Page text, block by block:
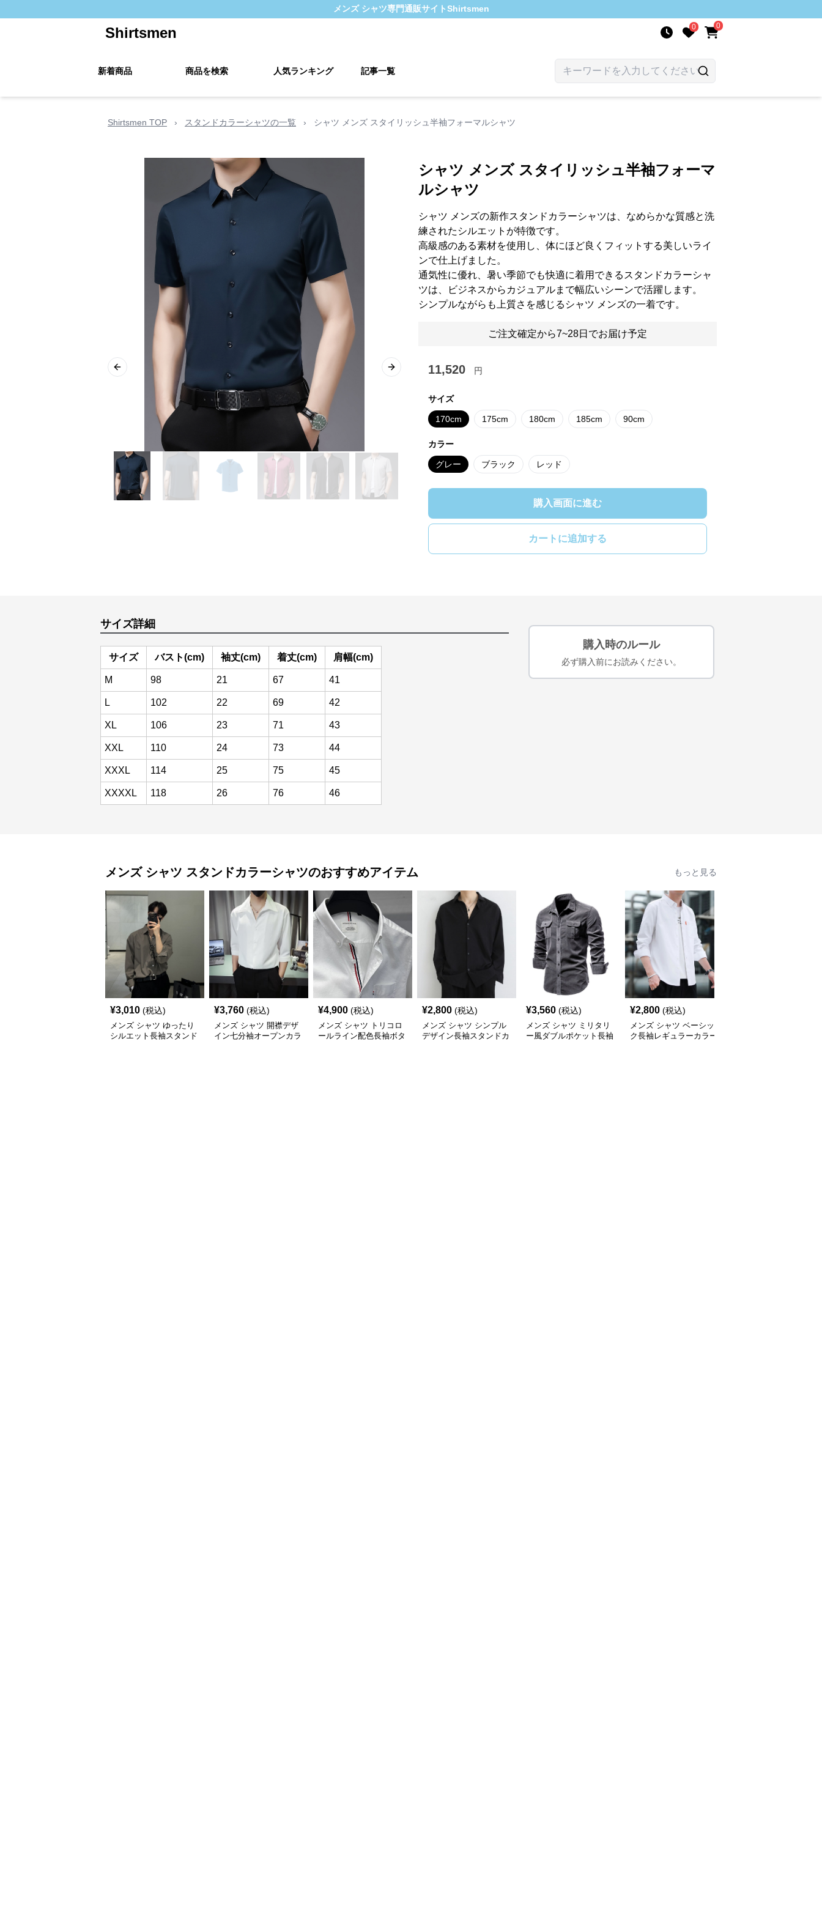
メンズ シャツ専門通販サイトShirtsmen
Shirtsmen 0 0
新着商品 商品を検索 人気ランキング 記事一覧
Shirtsmen TOP › スタンドカラーシャツの一覧 › シャツ メンズ スタイリッシュ半袖フォーマルシャツ
Previous slide Next slide
シャツ メンズ スタイリッシュ半袖フォーマ
ルシャツ
シャツ メンズの新作スタンドカラーシャツは、なめらかな質感と洗
練されたシルエットが特徴です。
高級感のある素材を使用し、体にほど良くフィットする美しいライ
ンで仕上げました。
通気性に優れ、暑い季節でも快適に着用できるスタンドカラーシャ
ツは、ビジネスからカジュアルまで幅広いシーンで活躍します。
シンプルながらも上質さを感じるシャツ メンズの一着です。
ご注文確定から7~28日でお届け予定
11,520 円
サイズ
170cm 175cm 180cm 185cm 90cm
カラー
グレー ブラック レッド
購入画面に進む
カートに追加する
サイズ詳細
サイズ バスト(cm) 袖丈(cm) 着丈(cm) 肩幅(cm)
M 98 21 67 41
L 102 22 69 42
XL 106 23 71 43
XXL 110 24 73 44
XXXL 114 25 75 45
XXXXL 118 26 76 46
購入時のルール
必ず購入前にお読みください。
メンズ シャツ スタンドカラーシャツのおすすめアイテム もっと見る
¥3,010 (税込)
メンズ シャツ ゆったり
シルエット長袖スタンド
¥3,760 (税込)
メンズ シャツ 開襟デザ
イン七分袖オープンカラ
¥4,900 (税込)
メンズ シャツ トリコロ
ールライン配色長袖ボタ
¥2,800 (税込)
メンズ シャツ シンプル
デザイン長袖スタンドカ
¥3,560 (税込)
メンズ シャツ ミリタリ
ー風ダブルポケット長袖
¥2,800 (税込)
メンズ シャツ ベーシッ
ク長袖レギュラーカラー